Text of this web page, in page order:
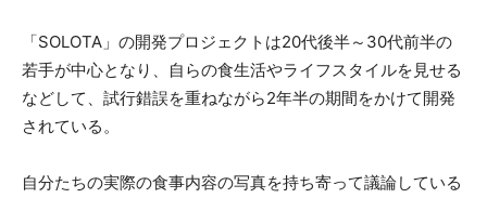
「SOLOTA」の開発プロジェクトは20代後半～30代前半の
若手が中心となり、自らの食生活やライフスタイルを見せる
などして、試行錯誤を重ねながら2年半の期間をかけて開発
されている。
自分たちの実際の食事内容の写真を持ち寄って議論している